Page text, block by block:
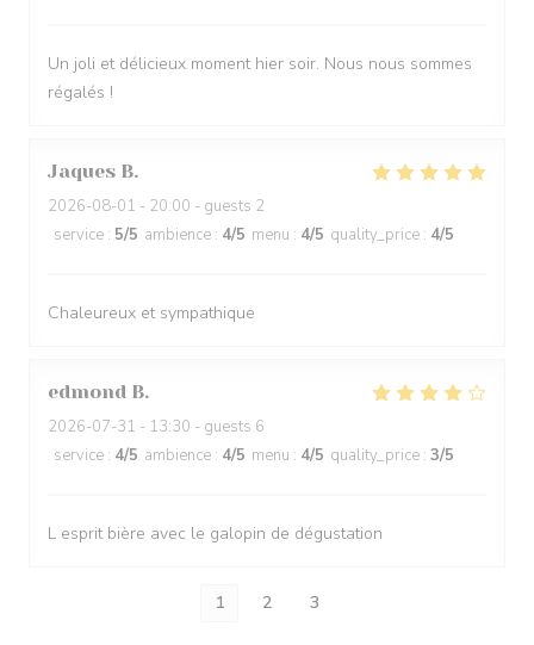
Un joli et délicieux moment hier soir. Nous nous sommes
régalés !
Jaques B
2026-08-01 - 20:00 - guests 2
service : 5/5 ambience : 4/5 menu : 4/5 quality_price : 4/5
Chaleureux et sympathique
edmond B
2026-07-31 - 13:30 - guests 6
service : 4/5 ambience : 4/5 menu : 4/5 quality_price : 3/5
L esprit bière avec le galopin de dégustation
1 2 3